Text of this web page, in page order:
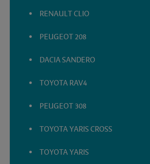
RENAULT CLIO
PEUGEOT 208
DACIA SANDERO
TOYOTA RAV4
PEUGEOT 308
TOYOTA YARIS CROSS
TOYOTA YARIS